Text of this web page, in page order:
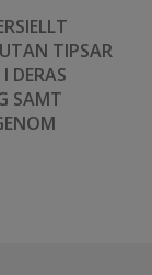
TIPSAR
DERAS
SAMT